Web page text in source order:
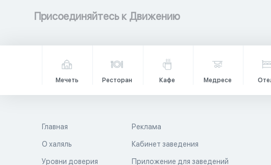
Присоединяйтесь к Движению
Мечеть Ресторан Кафе Медресе
Главная
О халяль
Уровни доверия
Реклама
Кабинет заведения
Приложение для заведений